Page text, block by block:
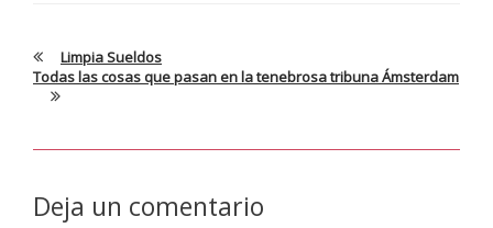
Limpia Sueldos
Todas las cosas que pasan en la tenebrosa tribuna Ámsterdam
Deja un comentario